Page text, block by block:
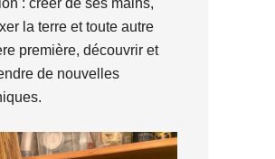
: créer de ses mains,
la terre et toute autre
première, découvrir et
de nouvelles